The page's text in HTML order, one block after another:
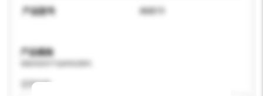
产品型号 AK819
产品规格
适用年龄